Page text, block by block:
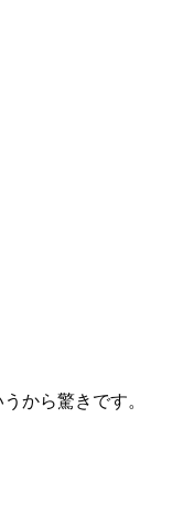
から驚きです。